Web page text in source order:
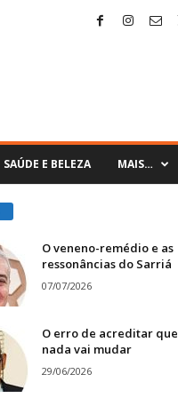
SAÚDE E BELEZA MAIS…
O veneno-remédio e as
ressonâncias do Sarriá
07/07/2026
O erro de acreditar que
nada vai mudar
29/06/2026